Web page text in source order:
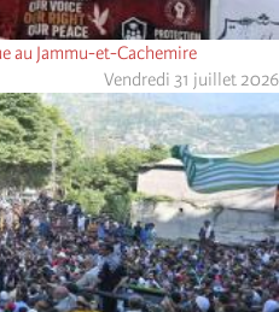
au Jammu-et-Cachemire
Vendredi 31 juillet 2026